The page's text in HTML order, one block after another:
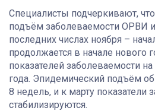
Специалисты подчеркивают,
подъём заболеваемости ОРВИ
последних числах ноября –
продолжается в начале нового
показателей заболеваемости
года. Эпидемический подъём
8 недель, и к марту показатели
стабилизируются.